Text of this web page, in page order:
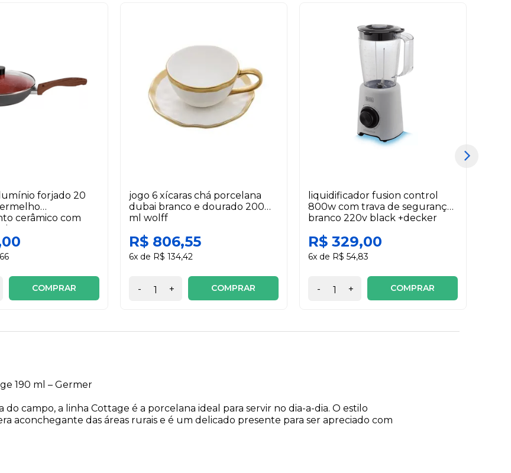
forjado 20
cerâmico com
COMPRAR
jogo 6 xícaras chá porcelana
dubai branco e dourado 200
ml wolff
R$ 806,55
6x de R$ 134,42
- + COMPRAR
liquidificador fusion control
800w com trava de segurança
branco 220v black +decker
R$ 329,00
6x de R$ 54,83
- + COMPRAR
190 ml – Germer
campo, a linha Cottage é a porcelana ideal para servir no dia-a-dia. O estilo
aconchegante das áreas rurais e é um delicado presente para ser apreciado com